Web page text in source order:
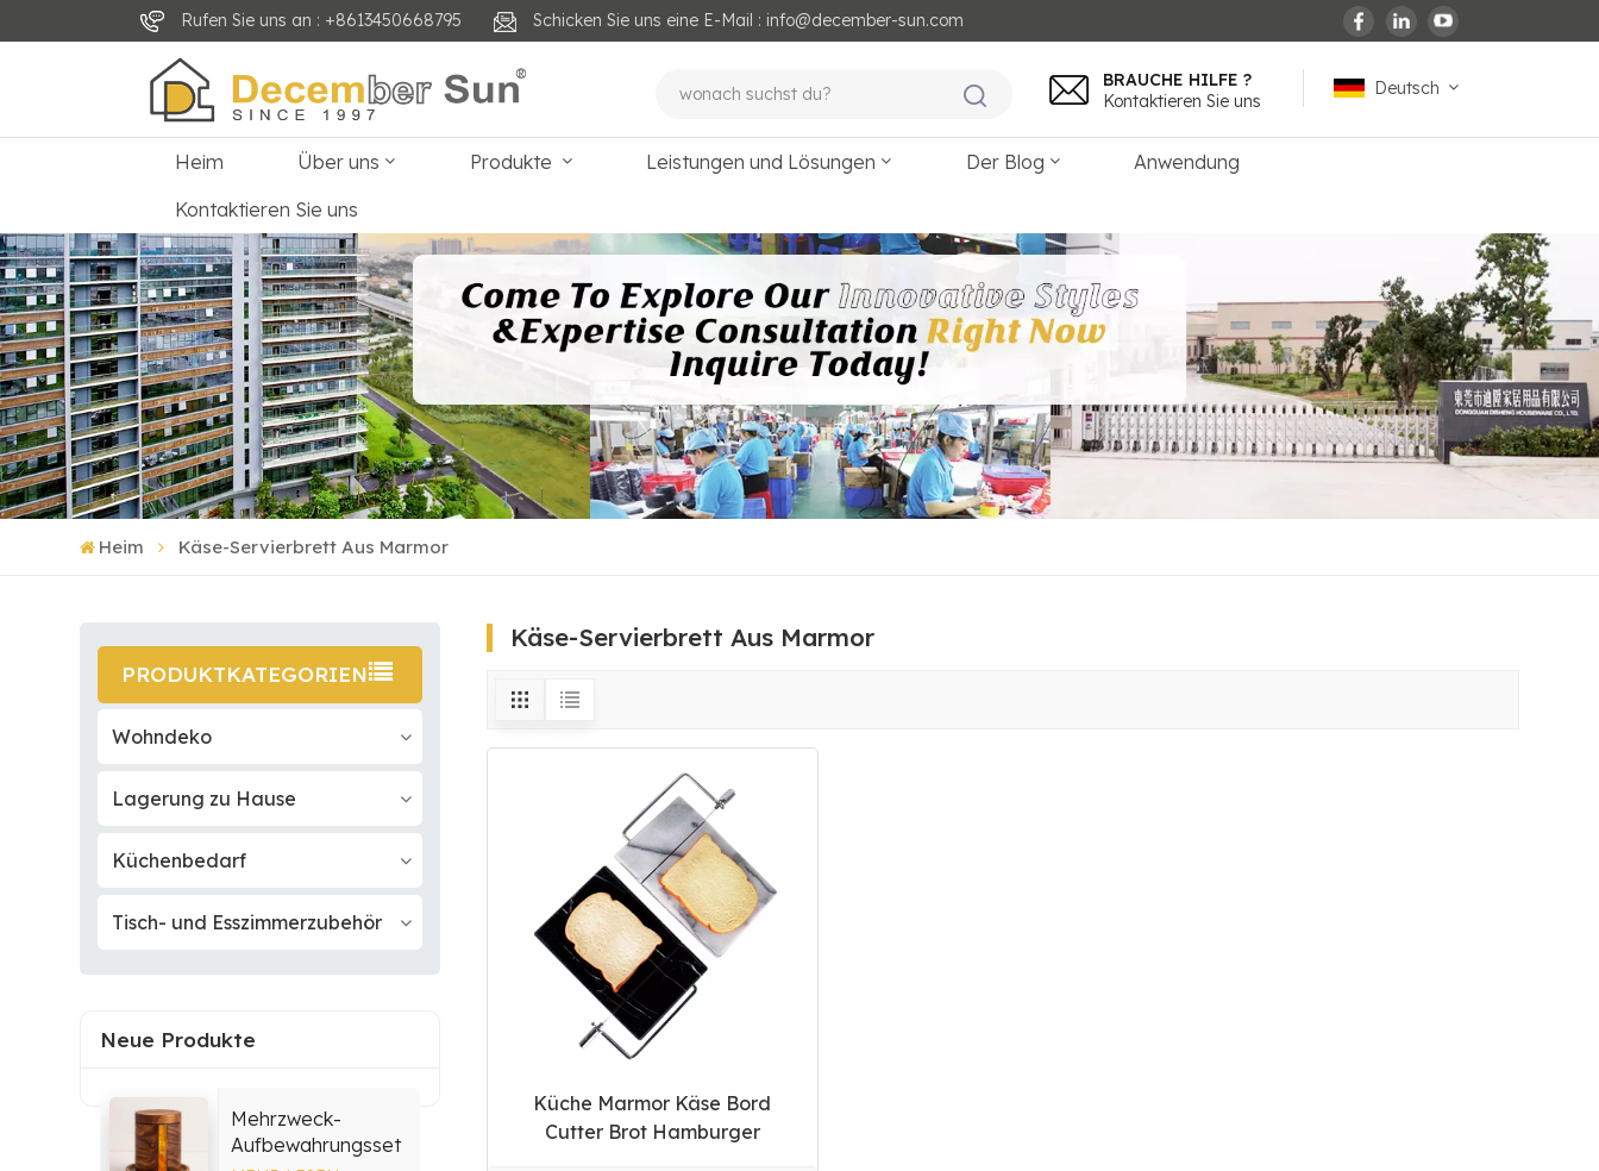
Rufen Sie uns an : +8613450668795 Schicken Sie uns eine E-Mail : info@december-sun.com
Deutsch
français
Deutsch
العربية
BRAUCHE HILFE ?
Kontaktieren Sie uns
Heim Über uns Produkte Leistungen und Lösungen Der Blog
Anwendung
Kontaktieren Sie uns
Heim Käse-Servierbrett Aus Marmor
PRODUKTKATEGORIEN
Wohndeko
Lagerung zu Hause
Küchenbedarf
Tisch- und Esszimmerzubehör
Neue Produkte
Mehrzweck-
Aufbewahrungsset
Käse-Servierbrett Aus Marmor
Küche Marmor Käse Bord
Cutter Brot Hamburger